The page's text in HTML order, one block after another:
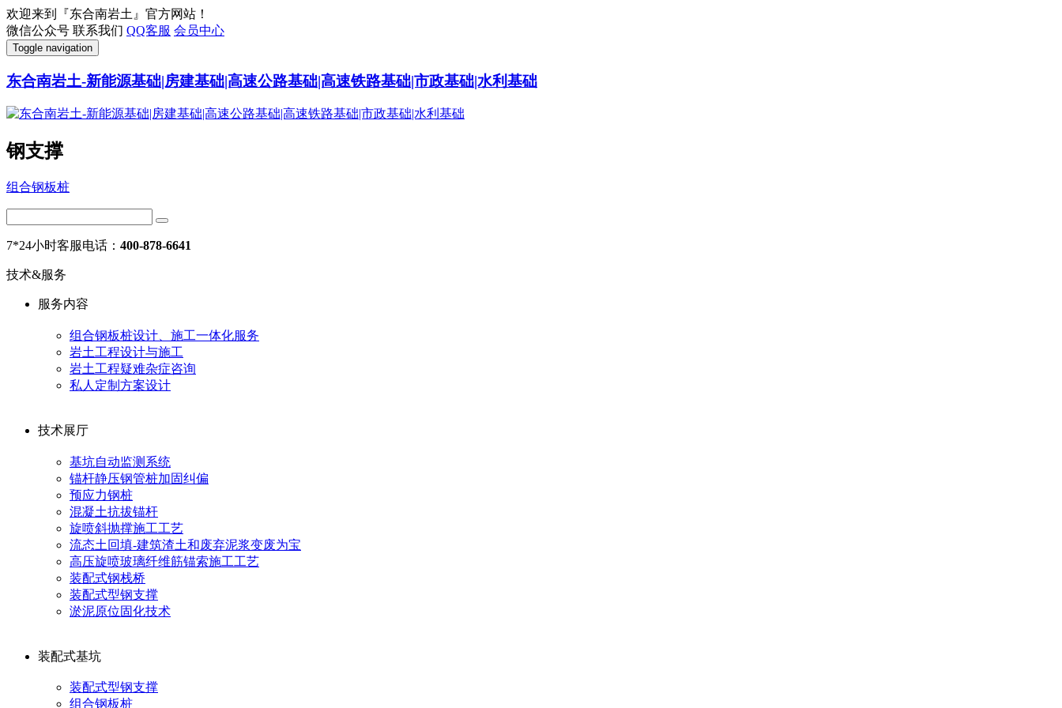
欢迎来到『东合南岩土』官方网站！
微信公众号 联系我们 QQ客服 会员中心
Toggle navigation
东合南岩土-新能源基础|房建基础|高速公路基础|高速铁路基础|市政基础|水利基础
钢支撑
组合钢板桩
7*24小时客服电话： 400-878-6641
技术&服务
服务内容
组合钢板桩设计、施工一体化服务
岩土工程设计与施工
岩土工程疑难杂症咨询
私人定制方案设计
技术展厅
基坑自动监测系统
锚杆静压钢管桩加固纠偏
预应力钢桩
混凝土抗拔锚杆
旋喷斜抛撑施工工艺
流态土回填-建筑渣土和废弃泥浆变废为宝
高压旋喷玻璃纤维筋锚索施工工艺
装配式钢栈桥
装配式型钢支撑
淤泥原位固化技术
装配式基坑
装配式型钢支撑
组合钢板桩